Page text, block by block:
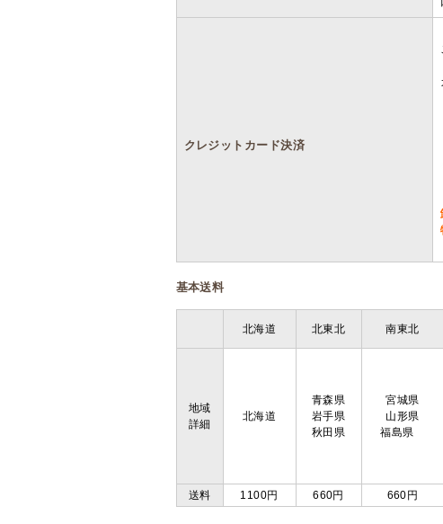
クレジットカード決済
基本送料
北海道 北東北 南東北
地域
詳細
北海道
青森県
岩手県
秋田県
宮城県
山形県
福島県
送料 1100円 660円 660円